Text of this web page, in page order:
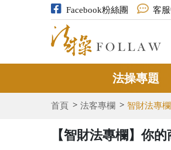
Facebook粉絲團 客
法操專題
首頁 法客專欄 智財法專欄
【智財法專欄】你